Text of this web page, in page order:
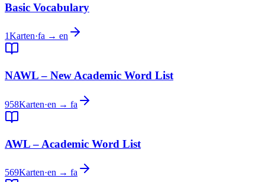
Basic Vocabulary
1Karten·fa → en
NAWL – New Academic Word List
958Karten·en → fa
AWL – Academic Word List
569Karten·en → fa